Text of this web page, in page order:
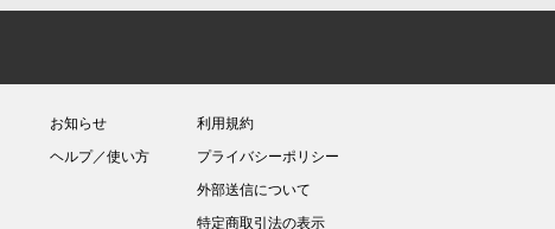
お知らせ
ヘルプ／使い方
利用規約
プライバシーポリシー
外部送信について
特定商取引法の表示